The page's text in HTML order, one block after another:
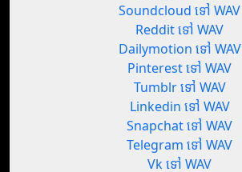
Soundcloud ទៅ WAV
Reddit ទៅ WAV
Dailymotion ទៅ WAV
Pinterest ទៅ WAV
Tumblr ទៅ WAV
Linkedin ទៅ WAV
Snapchat ទៅ WAV
Telegram ទៅ WAV
Vk ទៅ WAV